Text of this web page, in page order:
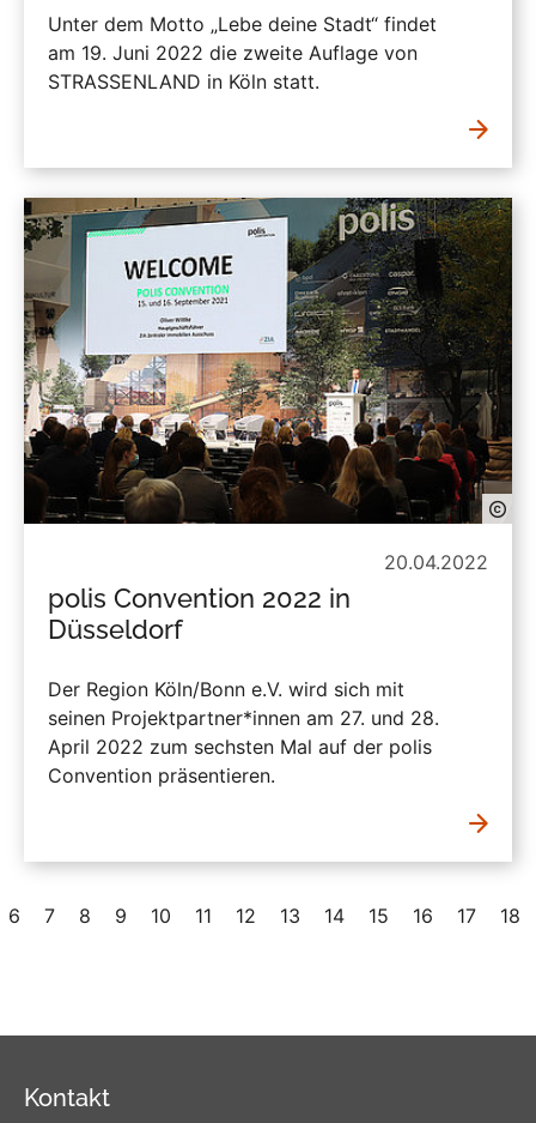
Unter dem Motto „Lebe deine Stadt“ findet
am 19. Juni 2022 die zweite Auflage von
STRASSENLAND in Köln statt.
20.04.2022
polis Convention 2022 in
Düsseldorf
Der Region Köln/Bonn e.V. wird sich mit
seinen Projektpartner*innen am 27. und 28.
April 2022 zum sechsten Mal auf der polis
Convention präsentieren.
6 7 8 9 10 11 12 13 14 15 16 17 18
Kontakt